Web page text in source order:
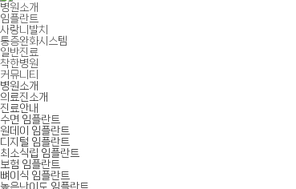
병원소개
임플란트
사랑니발치
통증완화시스템
일반진료
착한병원
커뮤니티
병원소개
의료진소개
진료안내
수면 임플란트
원데이 임플란트
디지털 임플란트
최소식립 임플란트
보험 임플란트
뼈이식 임플란트
높은난이도 임플란트